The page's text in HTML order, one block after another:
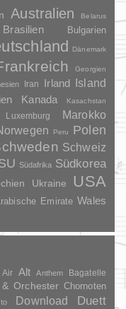
Australien Belarus
Brasilien Bulgarien
Dänemark
Georgien
Iran Irland
Island
Kanada Kasachstan
Luxemburg Marokko
Peru
Polen
Schweiz
Südafrika Südkorea
Ukraine USA
Emirate Wales
Air Alt Anthem Bagatelle
Orchester Chornoten
Download
Duett